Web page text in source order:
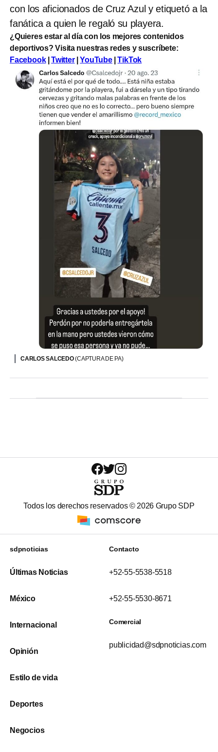
con los aficionados de Cruz Azul y etiquetó a la
fanática a quien le regaló su playera.
¿Quieres estar al día con los mejores contenidos
deportivos? Visita nuestras redes y suscríbete:
Facebook|Twitter|YouTube|TikTok
CARLOS SALCEDO(CAPTURA DE PA)
Todos los derechos reservados © 2026 Grupo SDP
sdpnoticias
Últimas Noticias
México
Internacional
Opinión
Estilo de vida
Deportes
Negocios
Contacto
+52-55-5538-5518
+52-55-5530-8671
Comercial
publicidad@sdpnoticias.com